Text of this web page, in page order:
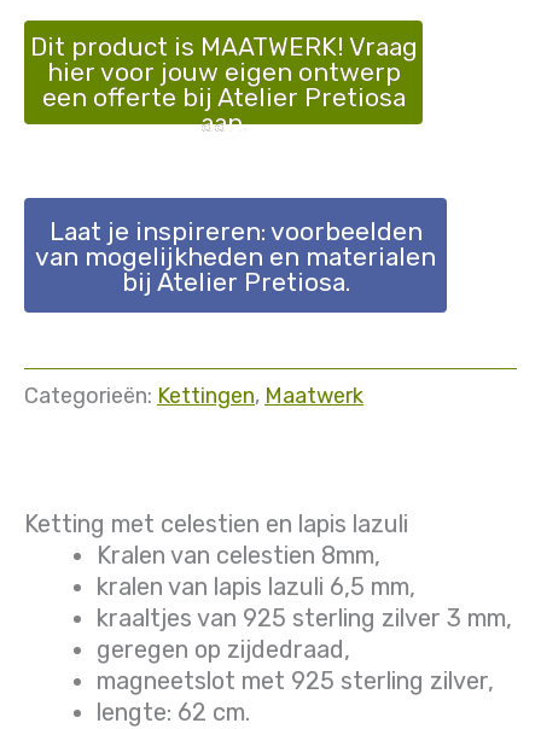
Dit product is MAATWERK! Vraag
hier voor jouw eigen ontwerp
een offerte bij Atelier Pretiosa
aan.
Laat je inspireren: voorbeelden
van mogelijkheden en materialen
bij Atelier Pretiosa.
Categorieën: Kettingen, Maatwerk
Ketting met celestien en lapis lazuli
Kralen van celestien 8mm,
kralen van lapis lazuli 6,5 mm,
kraaltjes van 925 sterling zilver 3 mm,
geregen op zijdedraad,
magneetslot met 925 sterling zilver,
lengte: 62 cm.